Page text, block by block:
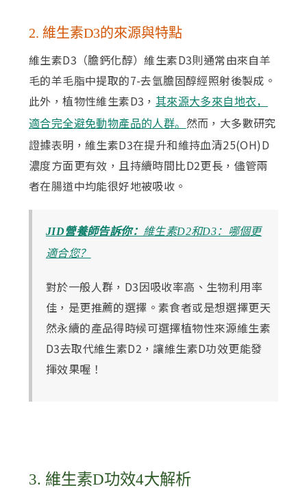
2. 維生素D3的來源與特點
維生素D3（膽鈣化醇）維生素D3則通常由來自羊
毛的羊毛脂中提取的7-去氫膽固醇經照射後製成。
此外，植物性維生素D3， 其來源大多來自地衣，
適合完全避免動物產品的人群。 然而，大多數研究
證據表明，維生素D3在提升和維持血清25(OH)D
濃度方面更有效，且持續時間比D2更長，儘管兩
者在腸道中均能很好地被吸收。
JID營養師告訴你： 維生素D2和D3：哪個更
適合您？
對於一般人群，D3因吸收率高、生物利用率
佳，是更推薦的選擇。素食者或是想選擇更天
然永續的產品得時候可選擇植物性來源維生素
D3去取代維生素D2，讓維生素D功效更能發
揮效果喔！
3. 維生素D功效4大解析